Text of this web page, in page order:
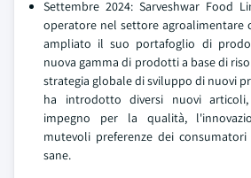
Settembre 2024: Sarveshwar Food
operatore nel settore agroalimentare
ampliato il suo portafoglio di
nuova gamma di prodotti a base di
strategia globale di sviluppo di nuovi
ha introdotto diversi nuovi
impegno per la qualità,
mutevoli preferenze dei
sane.